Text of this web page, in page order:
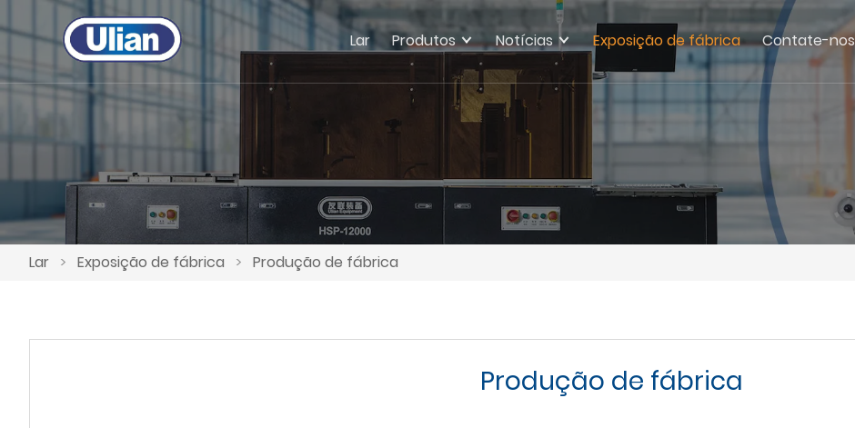
Lar Produtos Notícias Exposição de fábrica Contate-nos
Lar > Exposição de fábrica > Produção de fábrica
Produção de fábrica